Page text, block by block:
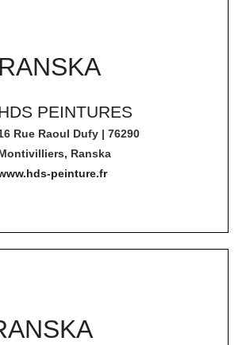
RANSKA
PEINTURES
Rue Raoul Dufy | 76290
Ranska
peinture.fr